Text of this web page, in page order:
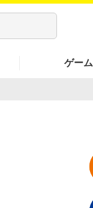
ゲーム